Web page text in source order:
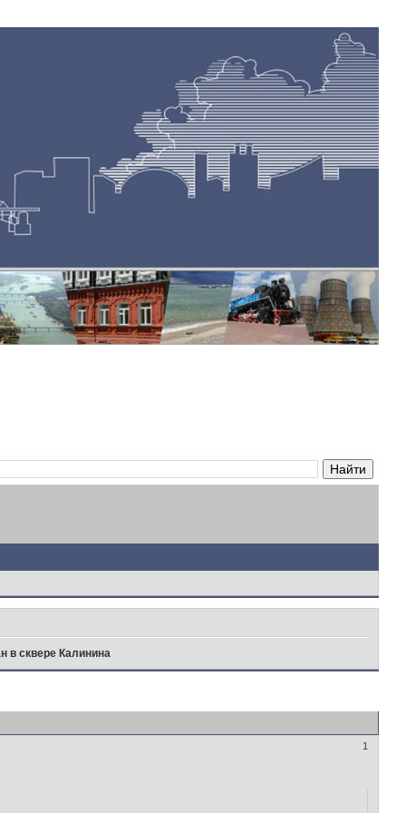
в сквере Калинина
1